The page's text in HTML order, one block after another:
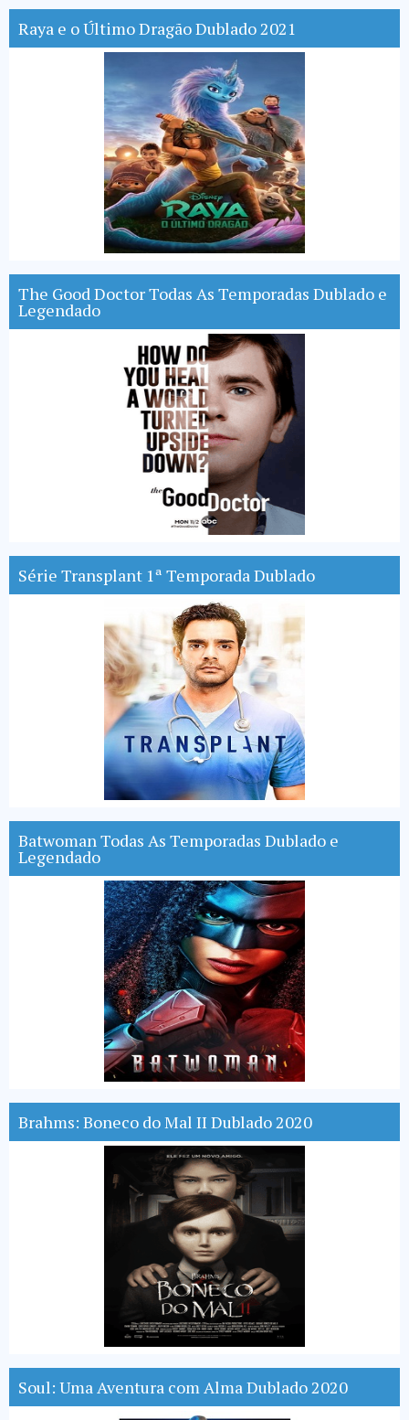
Raya e o Último Dragão Dublado 2021
The Good Doctor Todas As Temporadas Dublado e
Legendado
Série Transplant 1ª Temporada Dublado
Batwoman Todas As Temporadas Dublado e
Legendado
Brahms: Boneco do Mal II Dublado 2020
Soul: Uma Aventura com Alma Dublado 2020